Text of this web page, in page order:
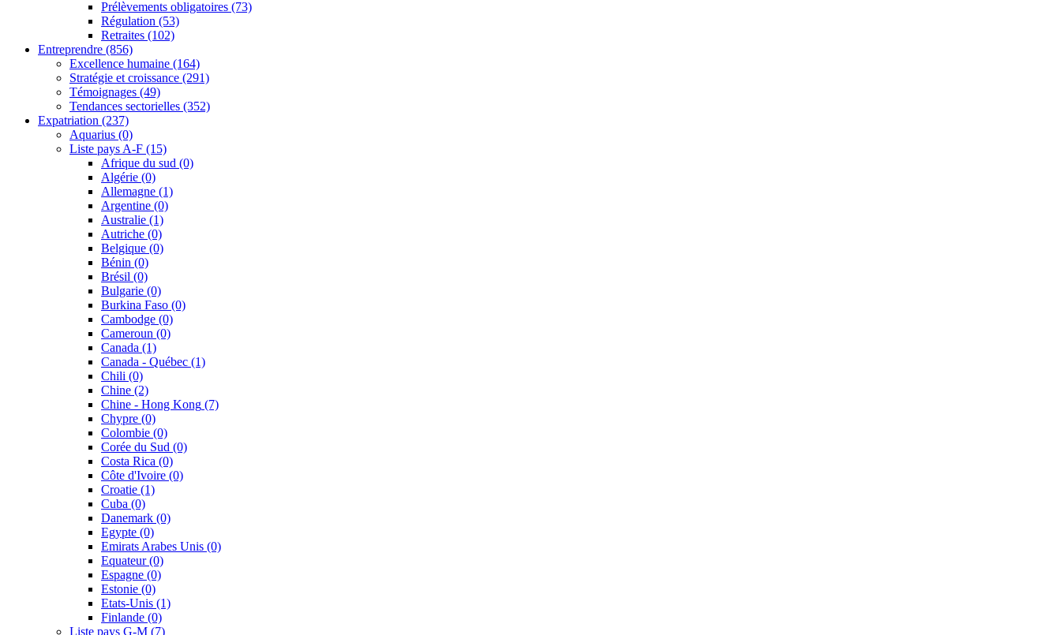
Prélèvements obligatoires (73)
Régulation (53)
Retraites (102)
Entreprendre (856)
Excellence humaine (164)
Stratégie et croissance (291)
Témoignages (49)
Tendances sectorielles (352)
Expatriation (237)
Aquarius (0)
Liste pays A-F (15)
Afrique du sud (0)
Algérie (0)
Allemagne (1)
Argentine (0)
Australie (1)
Autriche (0)
Belgique (0)
Bénin (0)
Brésil (0)
Bulgarie (0)
Burkina Faso (0)
Cambodge (0)
Cameroun (0)
Canada (1)
Canada - Québec (1)
Chili (0)
Chine (2)
Chine - Hong Kong (7)
Chypre (0)
Colombie (0)
Corée du Sud (0)
Costa Rica (0)
Côte d'Ivoire (0)
Croatie (1)
Cuba (0)
Danemark (0)
Egypte (0)
Emirats Arabes Unis (0)
Equateur(0)
Espagne (0)
Estonie (0)
Etats-Unis (1)
Finlande (0)
Liste pays G-M (7)